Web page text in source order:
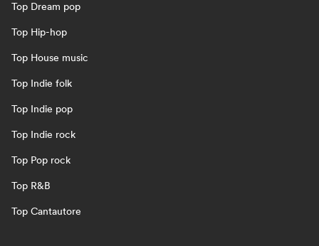
Top Dream pop
Top Hip-hop
Top House music
Top Indie folk
Top Indie pop
Top Indie rock
Top Pop rock
Top R&B
Top Cantautore